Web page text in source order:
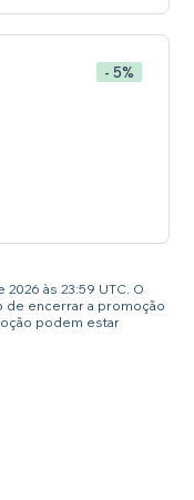
- 5%
às 23:59 UTC. O
encerrar a promoção
podem estar